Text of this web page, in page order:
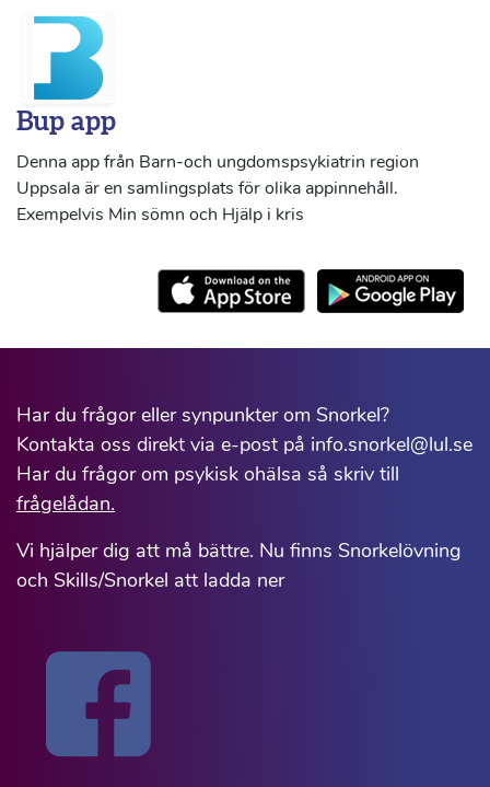
Bup app
Denna app från Barn-och ungdomspsykiatrin region
Uppsala är en samlingsplats för olika appinnehåll.
Exempelvis Min sömn och Hjälp i kris
Har du frågor eller synpunkter om Snorkel?
Kontakta oss direkt via e-post på info.snorkel@lul.se
Har du frågor om psykisk ohälsa så skriv till
frågelådan.
Vi hjälper dig att må bättre. Nu finns Snorkelövning
och Skills/Snorkel att ladda ner